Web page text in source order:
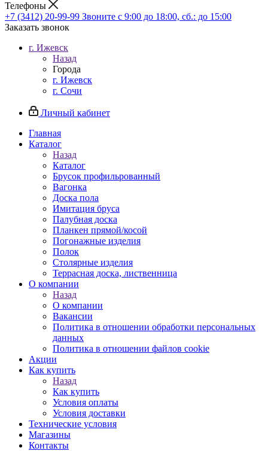
Телефоны
+7 (3412) 20-99-99 Звоните с 9:00 до 18:00, сб.: до 15:00
Заказать звонок
г. Ижевск
Назад
Города
г. Ижевск
г. Сочи
Личный кабинет
Главная
Каталог
Назад
Каталог
Брусок профильрованный
Вагонка
Доска пола
Имитация бруса
Палубная доска
Планкен прямой/косой
Погонажные изделия
Полок
Столярные изделия
Террасная доска, лиственница
О компании
Назад
О компании
Вакансии
Политика в отношении обработки персональных
данных
Политика в отношении файлов cookie
Акции
Как купить
Назад
Как купить
Условия оплаты
Условия доставки
Технические условия
Магазины
Контакты